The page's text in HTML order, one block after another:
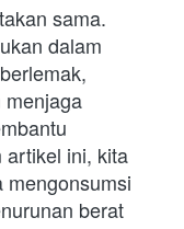
sama.
dalam
menjaga
artikel ini, kita
mengonsumsi
berat